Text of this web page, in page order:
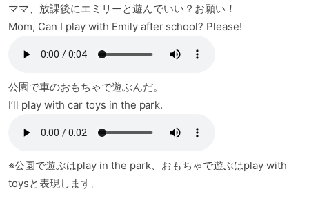
ママ、放課後にエミリーと遊んでいい？お願い！
Mom, Can I play with Emily after school? Please!
公園で車のおもちゃで遊ぶんだ。
I’ll play with car toys in the park.
※公園で遊ぶはplay in the park、おもちゃで遊ぶはplay with
toysと表現します。